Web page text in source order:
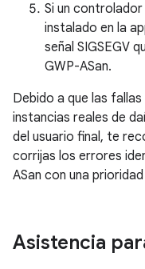
Si un
instalado en la
señal SIGSEGV
GWP-ASan.
Debido a que las
instancias reales de
del usuario final, te
corrijas los errores
ASan con una
Asistencia